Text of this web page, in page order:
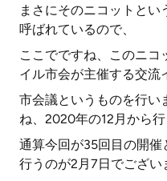
まさにそのニコットとい
呼ばれているので、
ここでですね、このニコ
イル市会が主催する交流
市会議というものを行い
ね、2020年の12月から行
通算今回が35回目の開
行うのが2月7日でござい